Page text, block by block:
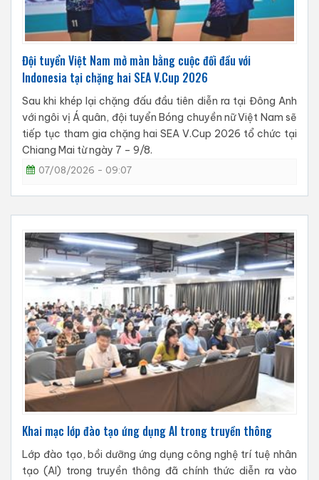
Đội tuyển Việt Nam mở màn bằng cuộc đối đầu với
Indonesia tại chặng hai SEA V.Cup 2026
Sau khi khép lại chặng đấu đầu tiên diễn ra tại Đông Anh
với ngôi vị Á quân, đội tuyển Bóng chuyền nữ Việt Nam sẽ
tiếp tục tham gia chặng hai SEA V.Cup 2026 tổ chức tại
Chiang Mai từ ngày 7 – 9/8.
07/08/2026 - 09:07
Khai mạc lớp đào tạo ứng dụng AI trong truyền thông
Lớp đào tạo, bồi dưỡng ứng dụng công nghệ trí tuệ nhân
tạo (AI) trong truyền thông đã chính thức diễn ra vào